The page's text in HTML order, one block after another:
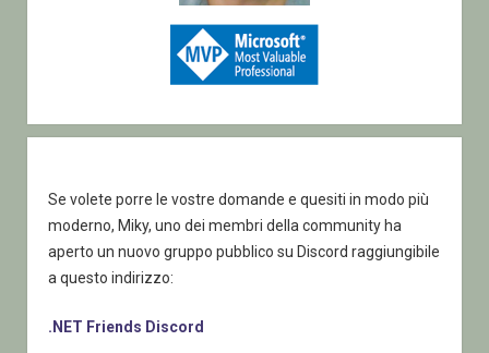
Se volete porre le vostre domande e quesiti in modo più
moderno, Miky, uno dei membri della community ha
aperto un nuovo gruppo pubblico su Discord raggiungibile
a questo indirizzo:
.NET Friends Discord